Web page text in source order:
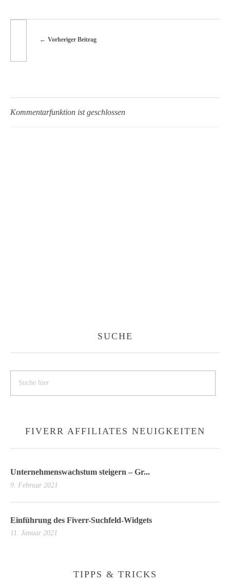
Vorheriger Beitrag
Kommentarfunktion ist geschlossen
SUCHE
FIVERR AFFILIATES NEUIGKEITEN
Unternehmenswachstum steigern – Gr...
9. Februar 2021
Einführung des Fiverr-Suchfeld-Widgets
11. Januar 2021
TIPPS & TRICKS